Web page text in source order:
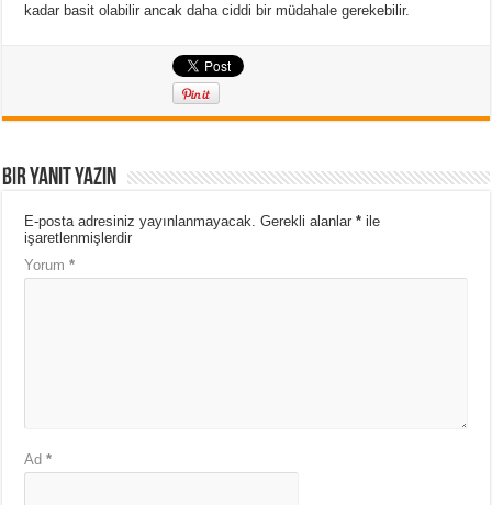
kadar basit olabilir ancak daha ciddi bir müdahale gerekebilir.
Bir yanıt yazın
E-posta adresiniz yayınlanmayacak. Gerekli alanlar* ile
işaretlenmişlerdir
Yorum*
Ad*